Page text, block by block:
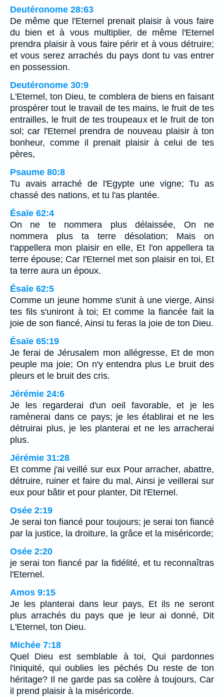
Deutéronome 28:63
De même que l'Eternel prenait plaisir à vous faire
du bien et à vous multiplier, de même l'Eternel
prendra plaisir à vous faire périr et à vous détruire;
et vous serez arrachés du pays dont tu vas entrer
en possession.
Deutéronome 30:9
L'Eternel, ton Dieu, te comblera de biens en faisant
prospérer tout le travail de tes mains, le fruit de tes
entrailles, le fruit de tes troupeaux et le fruit de ton
sol; car l'Eternel prendra de nouveau plaisir à ton
bonheur, comme il prenait plaisir à celui de tes
pères,
Psaume 80:8
Tu avais arraché de l'Egypte une vigne; Tu as
chassé des nations, et tu l'as plantée.
Ésaïe 62:4
On ne te nommera plus délaissée, On ne
nommera plus ta terre désolation; Mais on
t'appellera mon plaisir en elle, Et l'on appellera ta
terre épouse; Car l'Eternel met son plaisir en toi, Et
ta terre aura un époux.
Ésaïe 62:5
Comme un jeune homme s'unit à une vierge, Ainsi
tes fils s'uniront à toi; Et comme la fiancée fait la
joie de son fiancé, Ainsi tu feras la joie de ton Dieu.
Ésaïe 65:19
Je ferai de Jérusalem mon allégresse, Et de mon
peuple ma joie; On n'y entendra plus Le bruit des
pleurs et le bruit des cris.
Jérémie 24:6
Je les regarderai d'un oeil favorable, et je les
ramènerai dans ce pays; je les établirai et ne les
détruirai plus, je les planterai et ne les arracherai
plus.
Jérémie 31:28
Et comme j'ai veillé sur eux Pour arracher, abattre,
détruire, ruiner et faire du mal, Ainsi je veillerai sur
eux pour bâtir et pour planter, Dit l'Eternel.
Osée 2:19
Je serai ton fiancé pour toujours; je serai ton fiancé
par la justice, la droiture, la grâce et la miséricorde;
Osée 2:20
je serai ton fiancé par la fidélité, et tu reconnaîtras
l'Eternel.
Amos 9:15
Je les planterai dans leur pays, Et ils ne seront
plus arrachés du pays que je leur ai donné, Dit
L'Eternel, ton Dieu.
Michée 7:18
Quel Dieu est semblable à toi, Qui pardonnes
l'iniquité, qui oublies les péchés Du reste de ton
héritage? Il ne garde pas sa colère à toujours, Car
il prend plaisir à la miséricorde.